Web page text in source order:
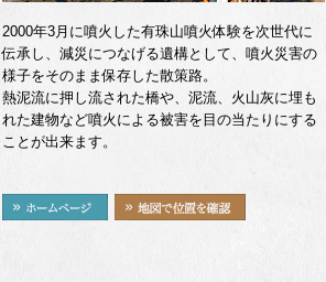
2000年3月に噴火した有珠山噴火体験を次世代に
伝承し、減災につなげる遺構として、噴火災害の
様子をそのまま保存した散策路。
熱泥流に押し流された橋や、泥流、火山灰に埋も
れた建物など噴火による被害を目の当たりにする
ことが出来ます。